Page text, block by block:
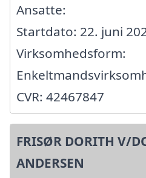
Ansatte:
Startdato: 22. juni
Virksomhedsform:
CVR: 42467847
FRISØR DORITH V/
ANDERSEN